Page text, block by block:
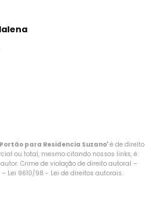
para Residencia Suzano" é de direito
ou total, mesmo citando nossos links, é
Crime de violação de direito autoral –
– Lei 9610/98 - Lei de direitos autorais.